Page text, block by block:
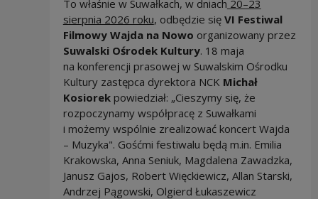
To właśnie w Suwałkach, w dniach 20–23
sierpnia 2026 roku, odbędzie się VI Festiwal
Filmowy Wajda na Nowo organizowany przez
Suwalski Ośrodek Kultury. 18 maja
na konferencji prasowej w Suwalskim Ośrodku
Kultury zastępca dyrektora NCK Michał
Kosiorekpowiedział: „Cieszymy się, że
rozpoczynamy współpracę z Suwałkami
i możemy wspólnie zrealizować koncert Wajda
– Muzyka". Gośćmi festiwalu będą m.in. Emilia
Krakowska, Anna Seniuk, Magdalena Zawadzka,
Janusz Gajos, Robert Więckiewicz, Allan Starski,
Andrzej Pągowski, Olgierd Łukaszewicz